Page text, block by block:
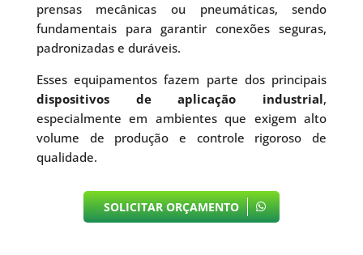
prensas mecânicas ou pneumáticas, sendo
fundamentais para garantir conexões seguras,
padronizadas e duráveis.
Esses equipamentos fazem parte dos principais
dispositivos de aplicação industrial,
especialmente em ambientes que exigem alto
volume de produção e controle rigoroso de
qualidade.
SOLICITAR ORÇAMENTO